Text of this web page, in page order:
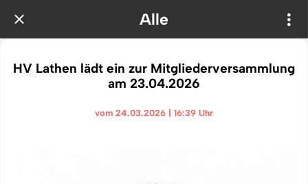
Alle
HV Lathen lädt ein zur Mitgliederversammlung
am 23.04.2026
vom 24.03.2026 | 16:39 Uhr